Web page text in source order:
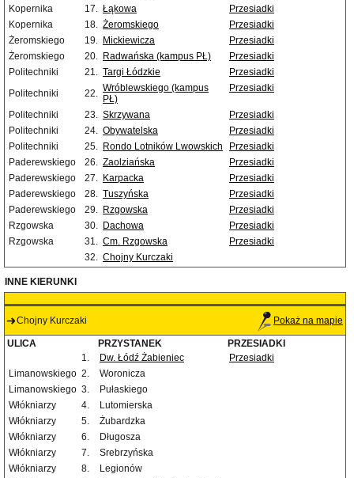
Kopernika
17. Łąkowa
Przesiadki
Kopernika
18. Żeromskiego
Przesiadki
Żeromskiego
19. Mickiewicza
Przesiadki
Żeromskiego
20. Radwańska (kampus PŁ)
Przesiadki
Politechniki
21. Targi Łódzkie
Przesiadki
Politechniki
22. Wróblewskiego (kampus
PŁ)
Przesiadki
Politechniki 23. Skrzywana
Przesiadki
Politechniki
24. Obywatelska
Przesiadki
Politechniki
25. Rondo Lotników Lwowskich
Przesiadki
Paderewskiego
26. Zaolziańska
Przesiadki
Paderewskiego
27. Karpacka
Przesiadki
Paderewskiego
28. Tuszyńska
Przesiadki
Paderewskiego
29. Rzgowska
Przesiadki
Rzgowska
30. Dachowa
Przesiadki
Rzgowska
31. Cm. Rzgowska
Przesiadki
32. Chojny Kurczaki
INNE KIERUNKI
Chojny Kurczaki Pokaż na mapie
ULICA PRZYSTANEK
PRZESIADKI
1.
Dw. Łódź Żabieniec
Przesiadki
Limanowskiego 2.
Woronicza
Limanowskiego 3.
Pułaskiego
Włókniarzy
4.
Lutomierska
Włókniarzy
5.
Żubardzka
Włókniarzy
6.
Długosza
Włókniarzy
7.
Srebrzyńska
Włókniarzy
8.
Legionów